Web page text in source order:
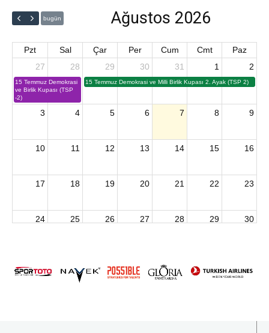
bugün Ağustos 2026
Pzt Sal Çar Per Cum Cmt
Paz
27
15 Temmuz Demokrasi
ve Birlik Kupası (TSP
-2)
28 29
15 Temmuz Demokrasi ve Milli Birlik Kupası 2. Ayak (TSP 2)
30 31 1 2
3 4 5 6 7 8 9
10 11 12 13 14 15 16
17 18 19 20 21 22 23
24 25 26 27 28 29 30